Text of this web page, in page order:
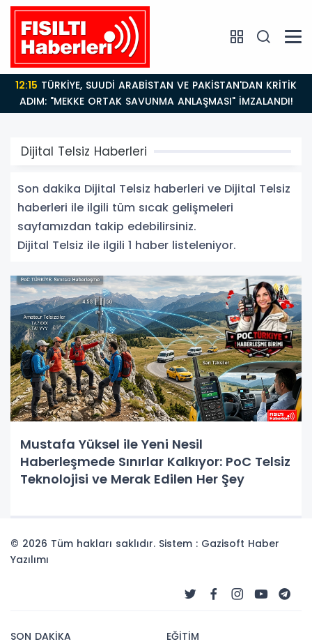
12:15
ADIM: "MEKKE ORTAK SAVUNMA ANLAŞMASI" İMZALANDI!
Dijital Telsiz Haberleri
Son dakika Dijital Telsiz haberleri ve Dijital Telsiz
haberleri ile ilgili tüm sıcak gelişmeleri
sayfamızdan takip edebilirsiniz.
Dijital Telsiz ile ilgili 1 haber listeleniyor.
Mustafa Yüksel ile Yeni Nesil
Haberleşmede Sınırlar Kalkıyor: PoC Telsiz
Teknolojisi ve Merak Edilen Her Şey
© 2026 Tüm hakları saklıdır. Sistem : Gazisoft Haber
Yazılımı
SON DAKİKA
EĞİTİM